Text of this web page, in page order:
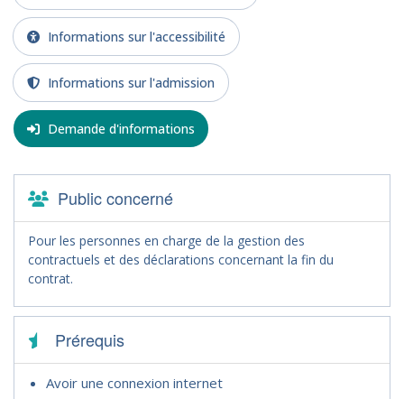
Informations sur l'accessibilité
Informations sur l'admission
Demande d'informations
Public concerné
Pour les personnes en charge de la gestion des
contractuels et des déclarations concernant la fin du
contrat.
Prérequis
Avoir une connexion internet